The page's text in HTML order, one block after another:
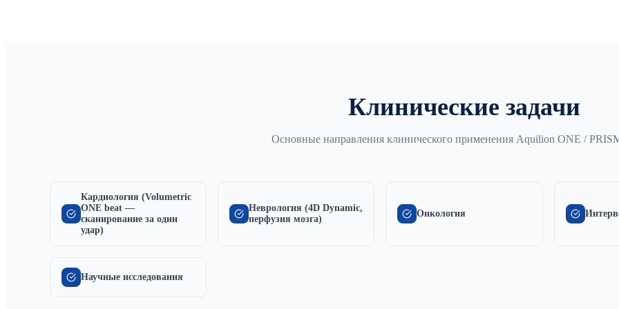
Клинические задачи
Основные направления клинического применения Aquilion ONE /
Кардиология (Volumetric
ONE beat —
сканирование за один
удар)
Неврология (4D Dynamic,
перфузия мозга)
Онкология
Научные исследования